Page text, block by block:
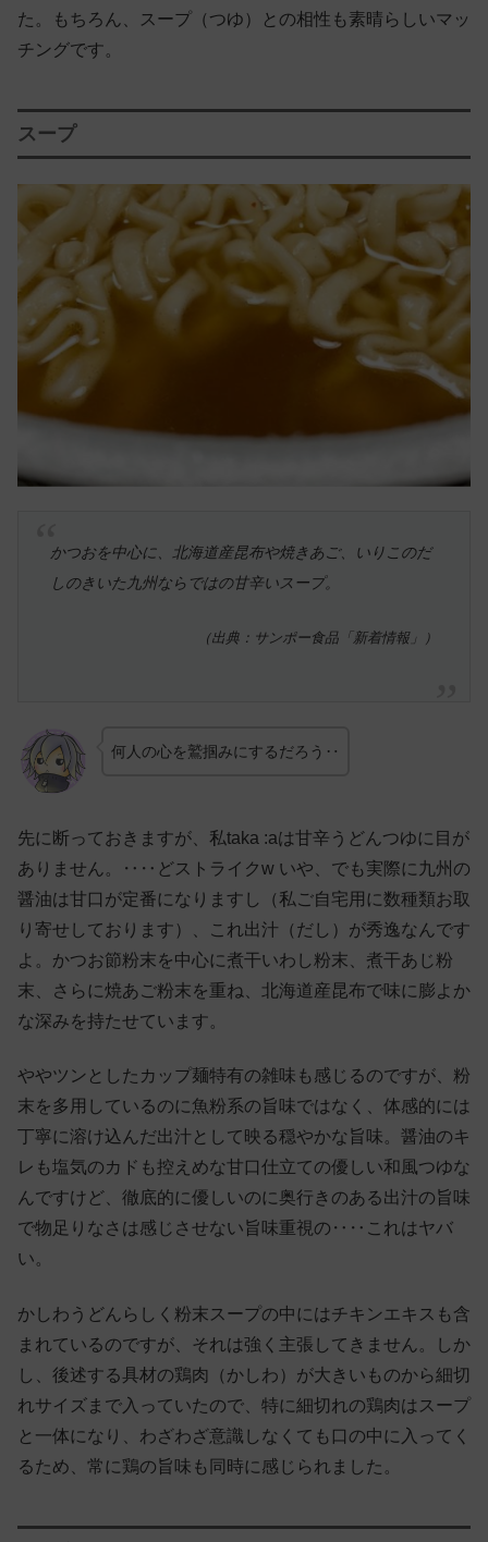
た。もちろん、スープ（つゆ）との相性も素晴らしいマッ
チングです。
スープ
かつおを中心に、北海道産昆布や焼きあご、いりこのだ
しのきいた九州ならではの甘辛いスープ。
（出典：サンポー食品「新着情報」）
何人の心を鷲掴みにするだろう‥
先に断っておきますが、私taka :aは甘辛うどんつゆに目が
ありません。‥‥どストライクw いや、でも実際に九州の
醤油は甘口が定番になりますし（私ご自宅用に数種類お取
り寄せしております）、これ出汁（だし）が秀逸なんです
よ。かつお節粉末を中心に煮干いわし粉末、煮干あじ粉
末、さらに焼あご粉末を重ね、北海道産昆布で味に膨よか
な深みを持たせています。
ややツンとしたカップ麺特有の雑味も感じるのですが、粉
末を多用しているのに魚粉系の旨味ではなく、体感的には
丁寧に溶け込んだ出汁として映る穏やかな旨味。醤油のキ
レも塩気のカドも控えめな甘口仕立ての優しい和風つゆな
んですけど、徹底的に優しいのに奥行きのある出汁の旨味
で物足りなさは感じさせない旨味重視の‥‥これはヤバ
い。
かしわうどんらしく粉末スープの中にはチキンエキスも含
まれているのですが、それは強く主張してきません。しか
し、後述する具材の鶏肉（かしわ）が大きいものから細切
れサイズまで入っていたので、特に細切れの鶏肉はスープ
と一体になり、わざわざ意識しなくても口の中に入ってく
るため、常に鶏の旨味も同時に感じられました。